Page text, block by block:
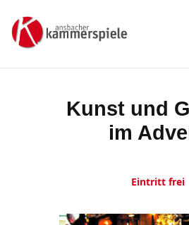
Kunst und
im
Aktuelles
Eintritt frei